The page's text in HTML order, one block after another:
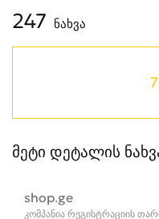
247 ნახვა
მეტი დეტალის
shop.ge
კომპანია რეგისტრაციის